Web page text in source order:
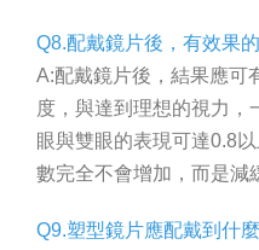
Q8.配戴鏡片後，有效果
A:配戴鏡片後，結果應可
度，與達到理想的視力，
眼與雙眼的表現可達0.8
數完全不會增加，而是減
Q9.塑型鏡片應配戴到什